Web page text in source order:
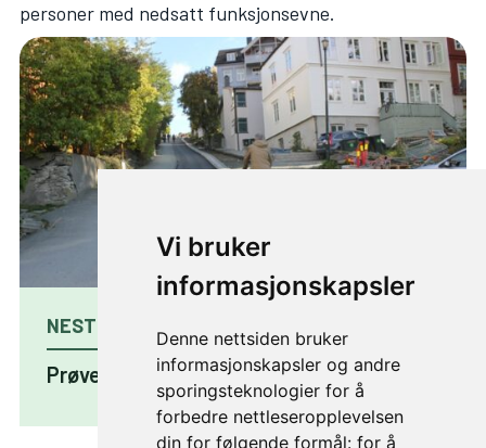
Vi bruker
informasjonskapsler
Denne nettsiden bruker
informasjonskapsler og andre
sporingsteknologier for å
forbedre nettleseropplevelsen
din for følgende formål: for å
personer med nedsatt funksjonsevne.
NESTE ARTIKKEL
Prøvekjøring av Trampe